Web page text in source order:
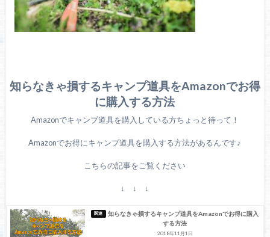
知らなきゃ損するキャンプ道具をAmazonでお得
に購入する方法
Amazonでキャンプ道具を購入している方ちょっと待って！
Amazonでお得にキャンプ道具を購入する方法があるんです♪
こちらの記事をご覧ください
↓ ↓ ↓
知らなきゃ損するキャンプ道具をAmazonでお得に購入
する方法
2018年11月1日